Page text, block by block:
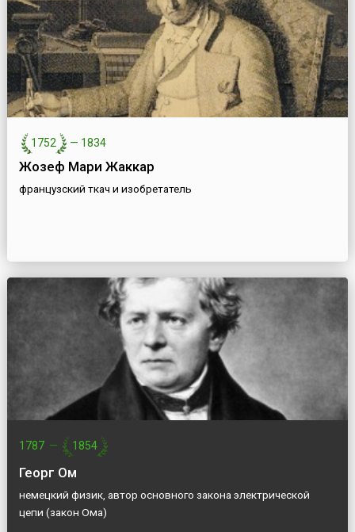
1752 — 1834
Жозеф Мари Жаккар
французский ткач и изобретатель
1787 — 1854
Георг Ом
немецкий физик, автор основного закона электрической
цепи (закон Ома)